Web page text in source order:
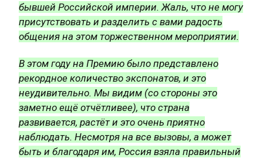
бывшей Российской империи. Жаль, что не могу
присутствовать и разделить с вами радость
общения на этом торжественном мероприятии.
В этом году на Премию было представлено
рекордное количество экспонатов, и это
неудивительно. Мы видим (со стороны это
заметно ещё отчётливее), что страна
развивается, растёт и это очень приятно
наблюдать. Несмотря на все вызовы, а может
быть и благодаря им, Россия взяла правильный